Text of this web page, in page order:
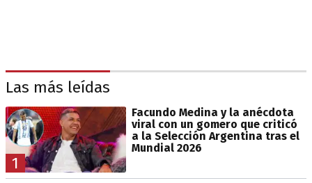
Las más leídas
1
Facundo Medina y la anécdota
viral con un gomero que criticó
a la Selección Argentina tras el
Mundial 2026